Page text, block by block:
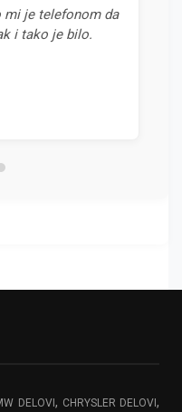
je telefonom da
i tako je bilo.
DELOVI , CHRYSLER DELOVI ,